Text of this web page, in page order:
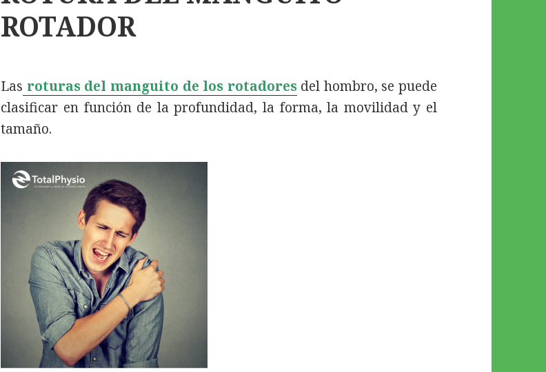
ROTADOR
Las roturas del manguito de los rotadoresdel hombro, se puede
clasificar en función de la profundidad, la forma, la movilidad y el
tamaño.